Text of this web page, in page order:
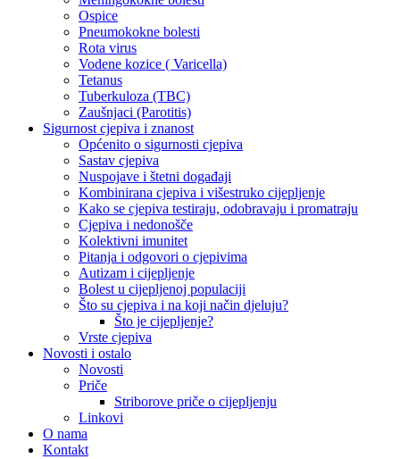
Ospice
Pneumokokne bolesti
Rota virus
Vodene kozice ( Varicella)
Tetanus
Tuberkuloza (TBC)
Zaušnjaci (Parotitis)
Sigurnost cjepiva i znanost
Općenito o sigurnosti cjepiva
Sastav cjepiva
Nuspojave i štetni događaji
Kombinirana cjepiva i višestruko cijepljenje
Kako se cjepiva testiraju, odobravaju i promatraju
Cjepiva i nedonošče
Kolektivni imunitet
Pitanja i odgovori o cjepivima
Autizam i cijepljenje
Bolest u cijepljenoj populaciji
Što su cjepiva i na koji način djeluju?
Što je cijepljenje?
Vrste cjepiva
Novosti i ostalo
Novosti
Priče
Striborove priče o cijepljenju
Linkovi
O nama
Kontakt